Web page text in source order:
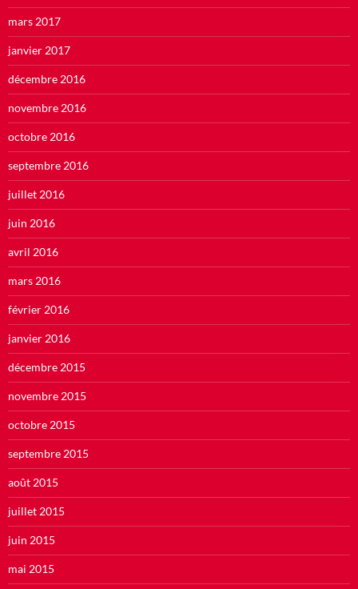
mars 2017
janvier 2017
décembre 2016
novembre 2016
octobre 2016
septembre 2016
juillet 2016
juin 2016
avril 2016
mars 2016
février 2016
janvier 2016
décembre 2015
novembre 2015
octobre 2015
septembre 2015
août 2015
juillet 2015
juin 2015
mai 2015